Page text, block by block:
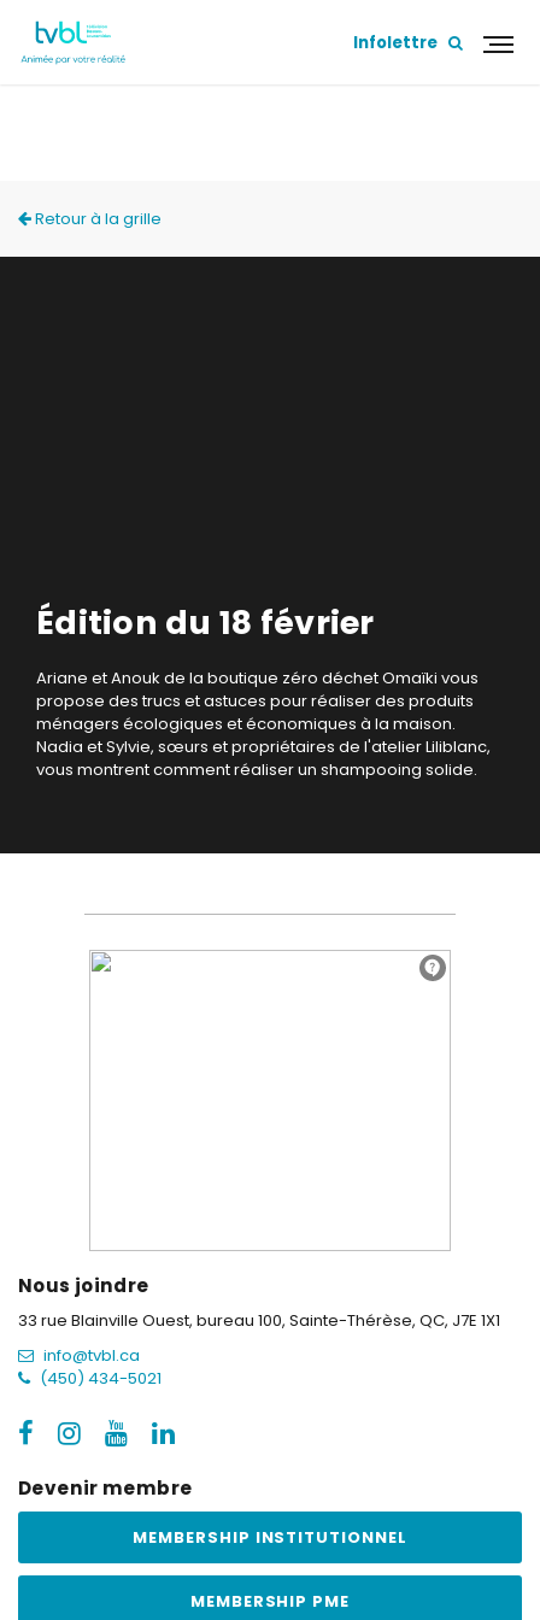
Infolettre
Retour à la grille
Édition du 18 février
Ariane et Anouk de la boutique zéro déchet Omaïki vous
propose des trucs et astuces pour réaliser des produits
ménagers écologiques et économiques à la maison.
Nadia et Sylvie, sœurs et propriétaires de l'atelier Liliblanc,
vous montrent comment réaliser un shampooing solide.
Nous joindre
33 rue Blainville Ouest, bureau 100, Sainte-Thérèse, QC, J7E 1X1
info@tvbl.ca
(450) 434-5021
Devenir membre
MEMBERSHIP INSTITUTIONNEL
MEMBERSHIP PME